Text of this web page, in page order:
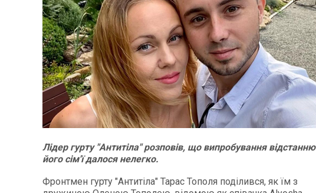
Лідер гурту "Антитіла" розповів, що випробування відстанню
його сім'ї далося нелегко.
Фронтмен гурту "Антитіла" Тарас Тополя поділився, як їм з